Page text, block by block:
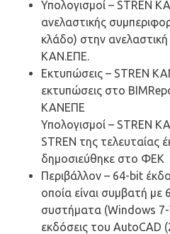
Υπολογισμοί – STREN
ανελαστικής
κλάδο) στην
ΚΑΝ.ΕΠΕ.
Εκτυπώσεις – STREN
εκτυπώσεις στο
ΚΑΝΕΠΕ
Υπολογισμοί – STREN
STREN της
δημοσιεύθηκε στο ΦΕΚ
Περιβάλλον – 64-bit
οποία είναι συμβατή με
συστήματα (Windows 7-
εκδόσεις του AutoCAD